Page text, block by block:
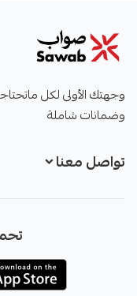
وجهتك الأولى لكل
وضمانات شاملة
تواصل معنا
info@sawab.app